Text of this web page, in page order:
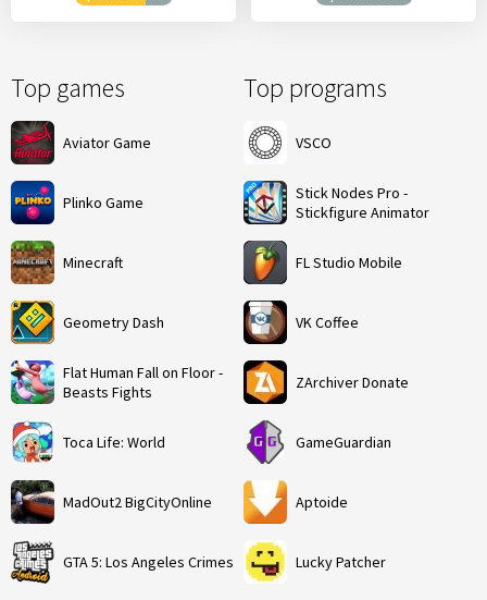
Top games
Aviator Game
Plinko Game
Minecraft
Geometry Dash
Flat Human Fall on Floor -
Beasts Fights
Toca Life: World
MadOut2 BigCityOnline
GTA 5: Los Angeles Crimes
Top programs
VSCO
Stick Nodes Pro -
Stickfigure Animator
FL Studio Mobile
VK Coffee
ZArchiver Donate
GameGuardian
Aptoide
Lucky Patcher